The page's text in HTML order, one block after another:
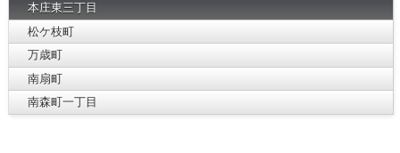
本庄東三丁目
松ケ枝町
万歳町
南扇町
南森町一丁目